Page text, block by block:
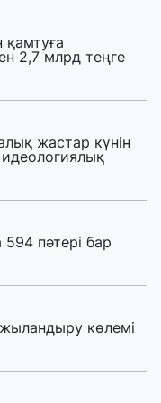
2,7 млрд теңге
жастар күнін
идеологиялық
пәтері бар
көлемі